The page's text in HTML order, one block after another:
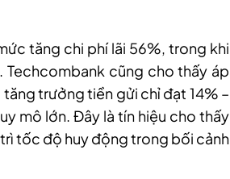
tăng chi phí lãi 56%, trong khi
Techcombank cũng cho thấy áp
trưởng tiền gửi chỉ đạt 14% –
mô lớn. Đây là tín hiệu cho thấy
tốc độ huy động trong bối cảnh